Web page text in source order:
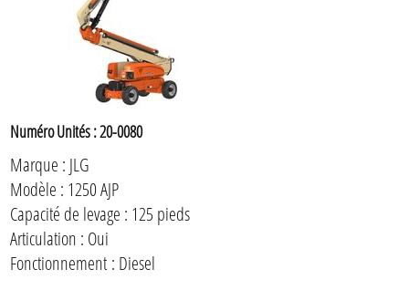
Numéro Unités : 20-0080
Marque : JLG
Modèle : 1250 AJP
Capacité de levage : 125 pieds
Articulation : Oui
Fonctionnement : Diesel